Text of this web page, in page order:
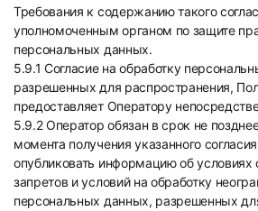
Требования к содержанию такого
уполномоченным органом по защите
персональных данных.
5.9.1 Согласие на обработку
разрешенных для распространения,
предоставляет Оператору
5.9.2 Оператор обязан в срок не
момента получения указанного
опубликовать информацию об условиях
запретов и условий на обработку
персональных данных, разрешенных